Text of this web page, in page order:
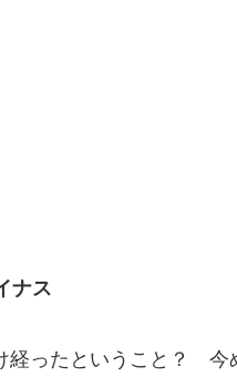
ナス
経ったということ？ 今